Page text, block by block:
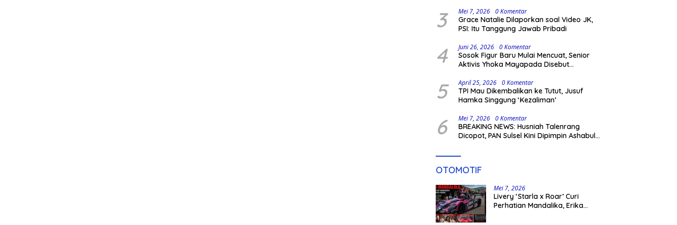
3 Mei 7, 2026 0 Komentar
Grace Natalie Dilaporkan soal Video JK,
PSI: Itu Tanggung Jawab Pribadi
4 Juni 26, 2026 0 Komentar
Sosok Figur Baru Mulai Mencuat, Senior
Aktivis Yhoka Mayapada Disebut
pada Pilkada 2029
5 April 25, 2026 0 Komentar
TPI Mau Dikembalikan ke Tutut, Jusuf
Hamka Singgung ‘Kezaliman’
6 Mei 7, 2026 0 Komentar
BREAKING NEWS: Husniah Talenrang
Dicopot, PAN Sulsel Kini Dipimpin Ashabul
OTOMOTIF
Mei 7, 2026
Livery ‘Starla x Roar’ Curi
Perhatian Mandalika, Erika